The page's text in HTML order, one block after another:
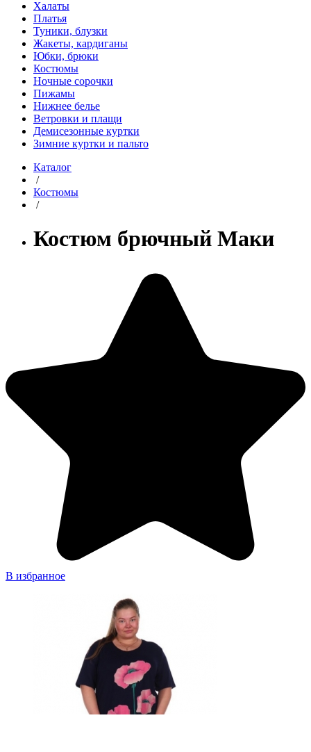
Халаты
Платья
Туники, блузки
Жакеты, кардиганы
Юбки, брюки
Костюмы
Ночные сорочки
Пижамы
Нижнее белье
Ветровки и плащи
Демисезонные куртки
Зимние куртки и пальто
Каталог
/
Костюмы
/
Костюм брючный Маки
В избранное